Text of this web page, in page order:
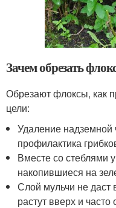
Зачем обрезать
Обрезают флоксы, как
цели:
Удаление надземной
профилактика
Вместе со стеблями
накопившиеся на
Слой мульчи не даст
растут вверх и часто